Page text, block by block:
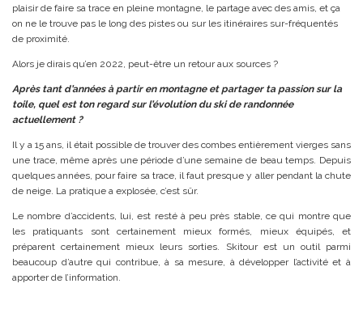
plaisir de faire sa trace en pleine montagne, le partage avec des amis, et ça
on ne le trouve pas le long des pistes ou sur les itinéraires sur-fréquentés
de proximité.
Alors je dirais qu’en 2022, peut-être un retour aux sources ?
Après tant d’années à partir en montagne et partager ta passion sur la
toile, quel est ton regard sur l’évolution du ski de randonnée
actuellement ?
Il y a 15 ans, il était possible de trouver des combes entièrement vierges sans
une trace, même après une période d’une semaine de beau temps. Depuis
quelques années, pour faire sa trace, il faut presque y aller pendant la chute
de neige. La pratique a explosée, c’est sûr.
Le nombre d’accidents, lui, est resté à peu près stable, ce qui montre que
les pratiquants sont certainement mieux formés, mieux équipés, et
préparent certainement mieux leurs sorties.
Skitour est un outil parmi
beaucoup d’autre qui contribue, à sa mesure, à développer l’activité et à
apporter de l’information.